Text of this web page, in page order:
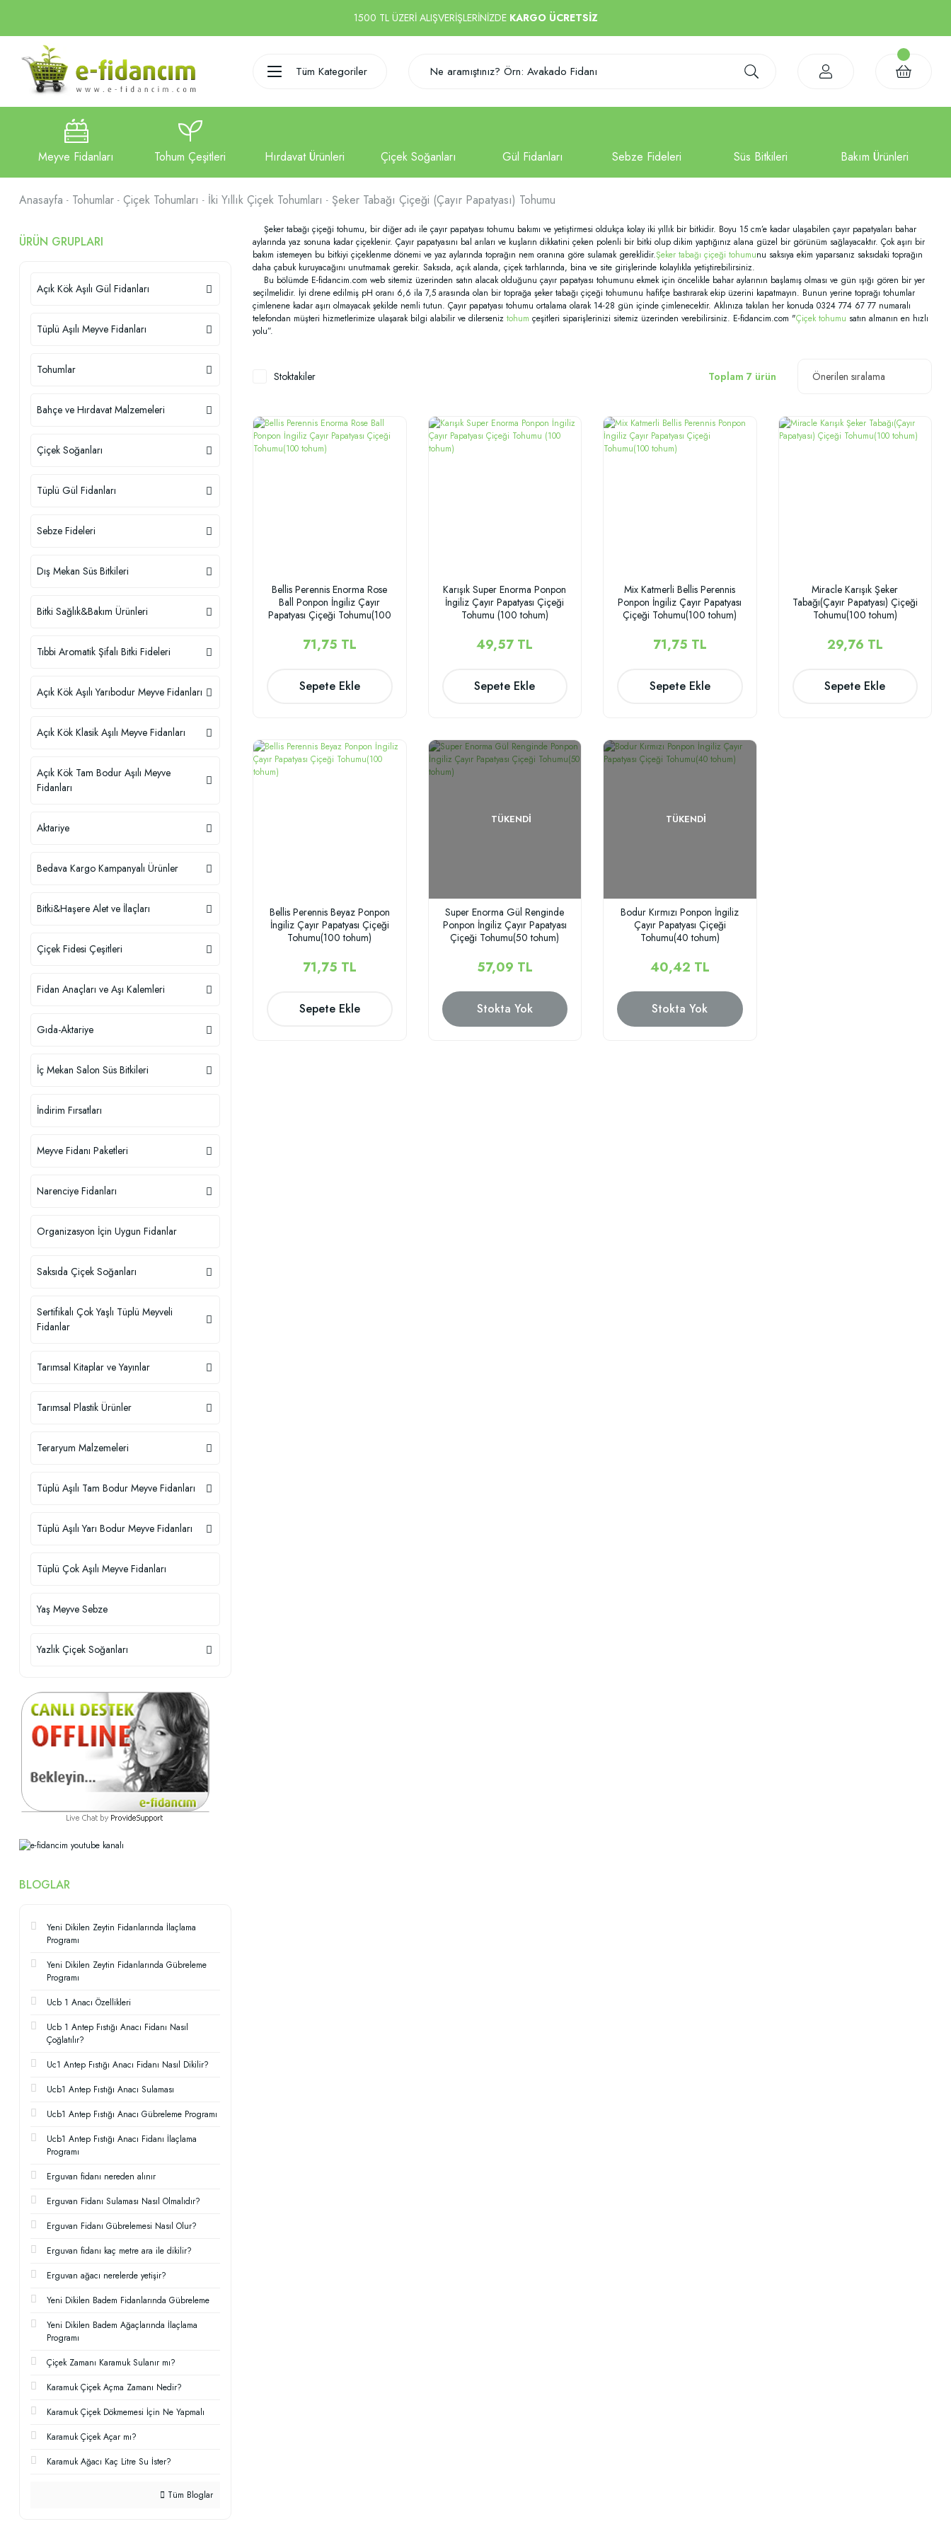
1500 TL ÜZERİ ALIŞVERİŞLERİNİZDE KARGO ÜCRETSİZ
Tüm Kategoriler
Anasayfa Tohumlar Çiçek Tohumları İki Yıllık Çiçek Tohumları Şeker Tabağı Çiçeği (Çayır Papatyası) Tohumu
ÜRÜN GRUPLARI
Açık Kök Aşılı Gül Fidanları
Tüplü Aşılı Meyve Fidanları
Tohumlar
Bahçe ve Hırdavat Malzemeleri
Çiçek Soğanları
Tüplü Gül Fidanları
Sebze Fideleri
Dış Mekan Süs Bitkileri
Bitki Sağlık&Bakım Ürünleri
Tıbbi Aromatik Şifalı Bitki Fideleri
Açık Kök Aşılı Yarıbodur Meyve Fidanları
Açık Kök Klasik Aşılı Meyve Fidanları
Açık Kök Tam Bodur Aşılı Meyve
Fidanları
Aktariye
Bedava Kargo Kampanyalı Ürünler
Bitki&Haşere Alet ve İlaçları
Çiçek Fidesi Çeşitleri
Fidan Anaçları ve Aşı Kalemleri
Gıda-Aktariye
İç Mekan Salon Süs Bitkileri
İndirim Fırsatları
Meyve Fidanı Paketleri
Narenciye Fidanları
Organizasyon İçin Uygun Fidanlar
Saksıda Çiçek Soğanları
Sertifikalı Çok Yaşlı Tüplü Meyveli
Fidanlar
Tarımsal Kitaplar ve Yayınlar
Tarımsal Plastik Ürünler
Teraryum Malzemeleri
Tüplü Aşılı Tam Bodur Meyve Fidanları
Tüplü Aşılı Yarı Bodur Meyve Fidanları
Tüplü Çok Aşılı Meyve Fidanları
Yaş Meyve Sebze
Yazlık Çiçek Soğanları
BLOGLAR
Yeni Dikilen Zeytin Fidanlarında İlaçlama
Programı
Yeni Dikilen Zeytin Fidanlarında Gübreleme
Programı
Ucb 1 Anacı Özellikleri
Ucb 1 Antep Fıstığı Anacı Fidanı Nasıl
Çoğlatılır?
Uc1 Antep Fıstığı Anacı Fidanı Nasıl Dikilir?
Ucb1 Antep Fıstığı Anacı Sulaması
Ucb1 Antep Fıstığı Anacı Gübreleme Programı
Ucb1 Antep Fıstığı Anacı Fidanı İlaçlama
Programı
Erguvan fidanı nereden alınır
Erguvan Fidanı Sulaması Nasıl Olmalıdır?
Erguvan Fidanı Gübrelemesi Nasıl Olur?
Erguvan fidanı kaç metre ara ile dikilir?
Erguvan ağacı nerelerde yetişir?
Yeni Dikilen Badem Fidanlarında Gübreleme
Yeni Dikilen Badem Ağaçlarında İlaçlama
Programı
Çiçek Zamanı Karamuk Sulanır mı?
Karamuk Çiçek Açma Zamanı Nedir?
Karamuk Çiçek Dökmemesi İçin Ne Yapmalı
Karamuk Çiçek Açar mı?
Karamuk Ağacı Kaç Litre Su İster?
Tüm Bloglar
Şeker tabağı çiçeği tohumu, bir diğer adı ile çayır papatyası tohumu bakımı ve yetiştirmesi oldukça kolay iki yıllık bir bitkidir. Boyu 15 cm’e kadar ulaşabilen çayır papatyaları bahar
aylarında yaz sonuna kadar çiçeklenir. Çayır papatyasını bal arıları ve kuşların dikkatini çeken polenli bir bitki olup dikim yaptığınız alana güzel bir görünüm sağlayacaktır. Çok aşırı bir
bakım istemeyen bu bitkiyi çiçeklenme dönemi ve yaz aylarında toprağın nem oranına göre sulamak gereklidir.Şeker tabağı çiçeği tohumunu saksıya ekim yaparsanız saksıdaki toprağın
daha çabuk kuruyacağını unutmamak gerekir. Saksıda, açık alanda, çiçek tarhlarında, bina ve site girişlerinde kolaylıkla yetiştirebilirsiniz.
Bu bölümde E-fidancim.com web sitemiz üzerinden satın alacak olduğunu çayır papatyası tohumunu ekmek için öncelikle bahar aylarının başlamış olması ve gün ışığı gören bir yer
seçilmelidir. İyi drene edilmiş pH oranı 6,6 ila 7,5 arasında olan bir toprağa şeker tabağı çiçeği tohumunu hafifçe bastırarak ekip üzerini kapatmayın. Bunun yerine toprağı tohumlar
çimlenene kadar aşırı olmayacak şekilde nemli tutun. Çayır papatyası tohumu ortalama olarak 14-28 gün içinde çimlenecektir. Aklınıza takılan her konuda 0324 774 67 77 numaralı
telefondan müşteri hizmetlerimize ulaşarak bilgi alabilir ve dilerseniz tohum çeşitleri siparişlerinizi sitemiz üzerinden verebilirsiniz. E-fidancim.com "Çiçek tohumu satın almanın en hızlı
yolu”.
Stoktakiler Toplam 7 ürün
Bellis Perennis Enorma Rose
Ball Ponpon İngiliz Çayır
Papatyası Çiçeği Tohumu(100
71,75 TL
Sepete Ekle
Karışık Super Enorma Ponpon
İngiliz Çayır Papatyası Çiçeği
Tohumu (100 tohum)
49,57 TL
Sepete Ekle
Mix Katmerli Bellis Perennis
Ponpon İngiliz Çayır Papatyası
Çiçeği Tohumu(100 tohum)
71,75 TL
Sepete Ekle
Miracle Karışık Şeker
Tabağı(Çayır Papatyası) Çiçeği
Tohumu(100 tohum)
29,76 TL
Sepete Ekle
Bellis Perennis Beyaz Ponpon
İngiliz Çayır Papatyası Çiçeği
Tohumu(100 tohum)
71,75 TL
Sepete Ekle
TÜKENDI
Super Enorma Gül Renginde
Ponpon İngiliz Çayır Papatyası
Çiçeği Tohumu(50 tohum)
57,09 TL
Stokta Yok
TÜKENDI
Bodur Kırmızı Ponpon İngiliz
Çayır Papatyası Çiçeği
Tohumu(40 tohum)
40,42 TL
Stokta Yok